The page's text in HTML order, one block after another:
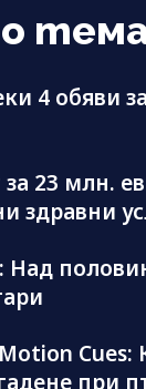
4 обяви
23 млн.
здравни
Над
при